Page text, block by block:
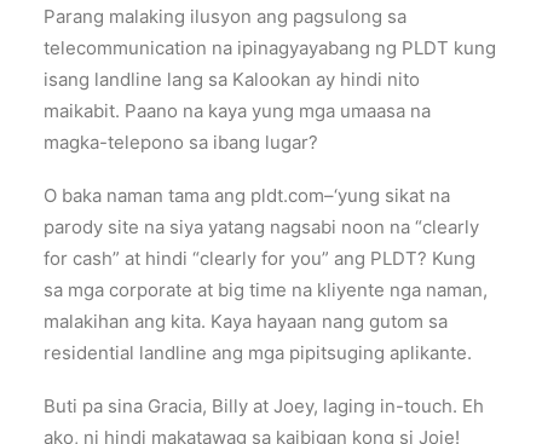
Parang malaking ilusyon ang pagsulong sa
telecommunication na ipinagyayabang ng PLDT kung
isang landline lang sa Kalookan ay hindi nito
maikabit. Paano na kaya yung mga umaasa na
magka-telepono sa ibang lugar?
O baka naman tama ang pldt.com–‘yung sikat na
parody site na siya yatang nagsabi noon na “clearly
for cash” at hindi “clearly for you” ang PLDT? Kung
sa mga corporate at big time na kliyente nga naman,
malakihan ang kita. Kaya hayaan nang gutom sa
residential landline ang mga pipitsuging aplikante.
Buti pa sina Gracia, Billy at Joey, laging in-touch. Eh
ako, ni hindi makatawag sa kaibigan kong si Joie!